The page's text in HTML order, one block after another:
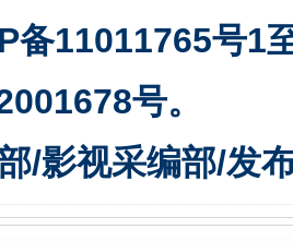
备11011765号1
号。
/影视采编部/发